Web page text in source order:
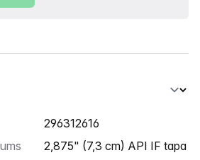
296312616
2,875" (7,3 cm) API IF tapa